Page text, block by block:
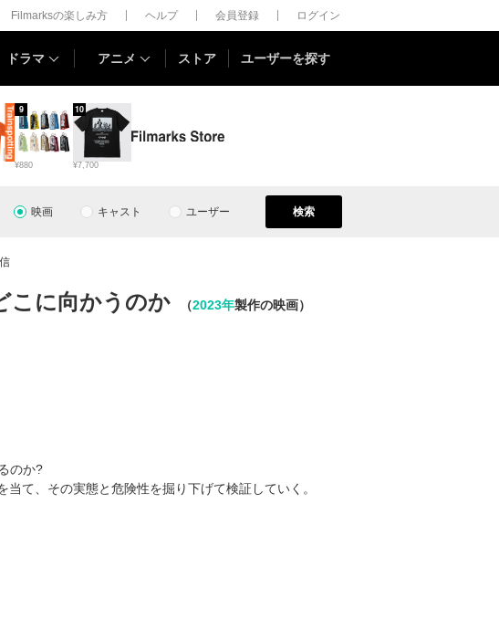
Filmarksの楽しみ方 ヘルプ 会員登録 ログイン
ドラマ アニメ ストア ユーザーを探す
¥880
9
¥7,700
10
映画 キャスト ユーザー 検索
こに向かうのか （2023年製作の映画）
のか?
て、その実態と危険性を掘り下げて検証していく。